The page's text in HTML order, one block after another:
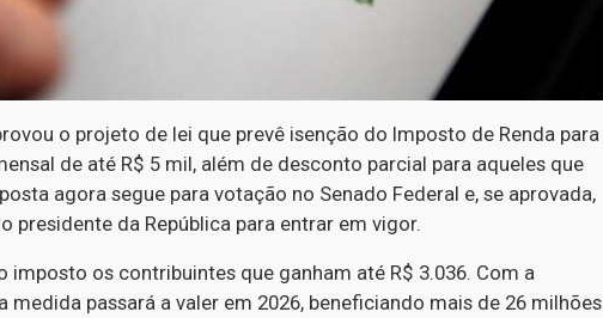
o projeto de lei que prevê isenção do Imposto de Renda para
de até R$ 5 mil, além de desconto parcial para aqueles que
agora segue para votação no Senado Federal e, se aprovada,
presidente da República para entrar em vigor.
imposto os contribuintes que ganham até R$ 3.036. Com a
medida passará a valer em 2026, beneficiando mais de 26 milhões